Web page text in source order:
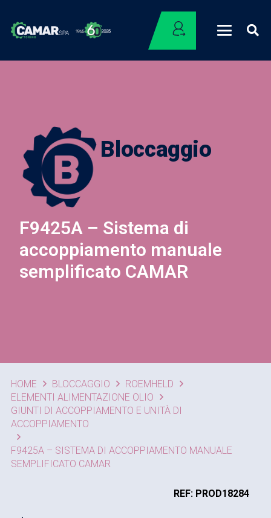
Bloccaggio
F9425A – Sistema di
accoppiamento manuale
semplificato CAMAR
HOME BLOCCAGGIO
ROEMHELD
ELEMENTI ALIMENTAZIONE OLIO
GIUNTI DI ACCOPPIAMENTO E UNITÀ DI
ACCOPPIAMENTO
F9425A – SISTEMA DI ACCOPPIAMENTO MANUALE
SEMPLIFICATO CAMAR
REF: PROD18284